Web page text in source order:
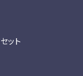
ット